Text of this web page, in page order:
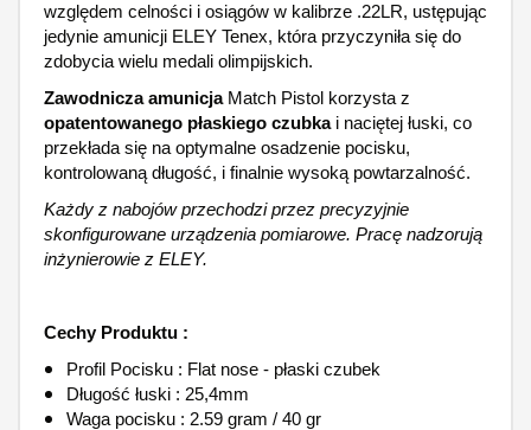
względem celności i osiągów w kalibrze .22LR, ustępując
jedynie amunicji ELEY Tenex, która przyczyniła się do
zdobycia wielu medali olimpijskich.
Zawodnicza amunicjaMatch Pistol korzysta z
opatentowanego płaskiego czubkai naciętej łuski, co
przekłada się na optymalne osadzenie pocisku,
kontrolowaną długość, i finalnie wysoką powtarzalność.
Każdy z nabojów przechodzi przez precyzyjnie
skonfigurowane urządzenia pomiarowe. Pracę nadzorują
inżynierowie z ELEY.
Cechy Produktu :
Profil Pocisku : Flat nose - płaski czubek
Długość łuski : 25,4mm
Waga pocisku : 2.59 gram / 40 gr